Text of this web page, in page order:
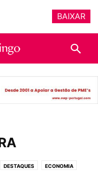
DESTAQUES ECONOMIA
BAIXAR